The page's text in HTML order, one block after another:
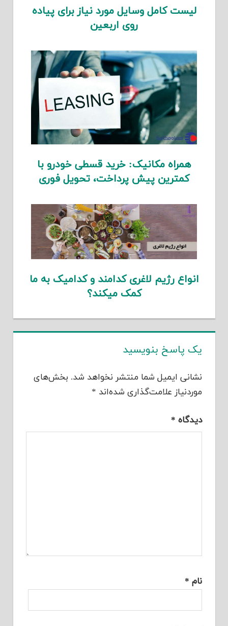
لیست کامل وسایل مورد نیاز برای پیاده
روی اربعین
همراه مکانیک: خرید قسطی خودرو با
کمترین پیش پرداخت، تحویل فوری
انواع رژیم لاغری کدامند و کدامیک به ما
کمک میکند؟
یک پاسخ بنویسید
نشانی ایمیل شما منتشر نخواهد شد. بخش‌های
موردنیاز علامت‌گذاری شده‌اند *
دیدگاه *
نام *